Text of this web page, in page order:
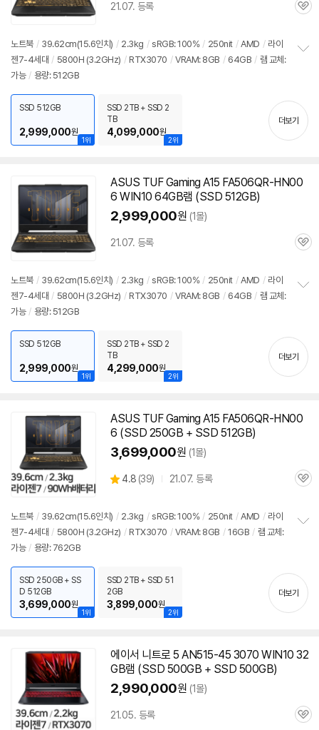
21.07. 등록
관
노트북 / 39.62cm(15.6인치) / 2.3kg / sRGB: 100% / 250nit / AMD / 라이
젠7-4세대 / 5800H (3.2GHz) / RTX3070 / VRAM: 8GB / 64GB / 램 교체:
가능 / 용량: 512GB
기
1위
SSD 512GB
2,999,000원
2위
SSD 2TB + SSD 2
TB
4,099,000원
더보기
ASUS TUF Gaming A15 FA506QR-HN00
6 WIN10 64GB램 (SSD 512GB)
2,999,000원 (1몰)
21.07. 등록
관
노트북 / 39.62cm(15.6인치) / 2.3kg / sRGB: 100% / 250nit / AMD / 라이
젠7-4세대 / 5800H (3.2GHz) / RTX3070 / VRAM: 8GB / 64GB / 램 교체:
가능 / 용량: 512GB
기
1위
SSD 512GB
2,999,000원
2위
SSD 2TB + SSD 2
TB
4,299,000원
더보기
ASUS TUF Gaming A15 FA506QR-HN00
6 (SSD 250GB + SSD 512GB)
3,699,000원 (1몰)
별
4.8 (상
뷰
39) 21.07. 등록
관
노트북 / 39.62cm(15.6인치) / 2.3kg / sRGB: 100% / 250nit / AMD / 라이
젠7-4세대 / 5800H (3.2GHz) / RTX3070 / VRAM: 8GB / 16GB / 램 교체:
가능 / 용량: 762GB
기
1위
SSD 250GB + SS
D 512GB
3,699,000원
2위
SSD 2TB + SSD 51
2GB
3,899,000원
더보기
에이서 니트로 5 AN515-45 3070 WIN10 32
GB램 (SSD 500GB + SSD 500GB)
2,990,000원 (1몰)
21.05. 등록
관
세부정보 열기/접기